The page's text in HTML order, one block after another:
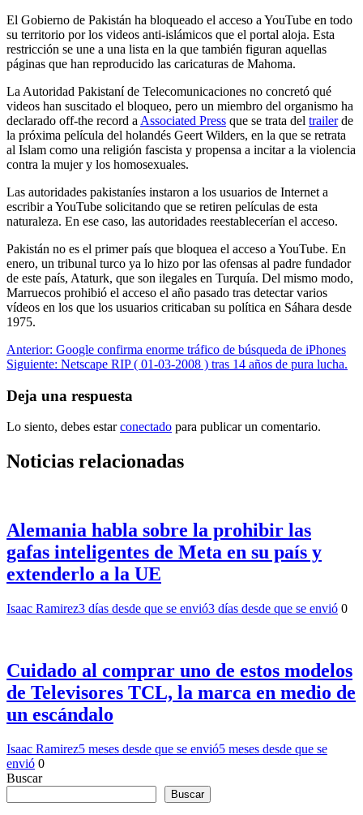
El Gobierno de Pakistán ha bloqueado el acceso a YouTube en todo
su territorio por los videos anti-islámicos que el portal aloja. Esta
restricción se une a una lista en la que también figuran aquellas
páginas que han reproducido las caricaturas de Mahoma.
La Autoridad Pakistaní de Telecomunicaciones no concretó qué
videos han suscitado el bloqueo, pero un miembro del organismo ha
declarado off-the record a Associated Press que se trata del trailerde
la próxima película del holandés Geert Wilders, en la que se retrata
al Islam como una religión fascista y propensa a incitar a la violencia
contra la mujer y los homosexuales.
Las autoridades pakistaníes instaron a los usuarios de Internet a
escribir a YouTube solicitando que se retiren películas de esta
naturaleza. En ese caso, las autoridades reestablecerían el acceso.
Pakistán no es el primer país que bloquea el acceso a YouTube. En
enero, un tribunal turco ya lo hizo por las ofensas al padre fundador
de este país, Ataturk, que son ilegales en Turquía. Del mismo modo,
Marruecos prohibió el acceso el año pasado tras detectar varios
vídeos en los que los usuarios criticaban su política en Sáhara desde
1975.
Navegación
de
entradas
Anterior: Google confirma enorme tráfico de búsqueda de iPhones
Siguiente: Netscape RIP ( 01-03-2008 ) tras 14 años de pura lucha.
Deja una respuesta
Lo siento, debes estarconectado para publicar un comentario.
Noticias relacionadas
Alemania habla sobre la prohibir las
gafas inteligentes de Meta en su país y
extenderlo a la UE
Isaac Ramirez3 días desde que se envió3 días desde que se envió 0
Cuidado al comprar uno de estos modelos
de Televisores TCL, la marca en medio de
un escándalo
Isaac Ramirez5 meses desde que se envió5 meses desde que se
envió 0
Buscar
Buscar